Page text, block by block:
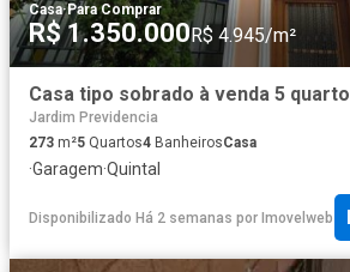
Casa·Para Comprar
R$ 1.350.000R$ 4.945/m²
Jardim Previdencia
273 m²5 Quartos4 BanheirosCasa
·Garagem·Quintal
Disponibilizado Há 2 semanas por Imovelweb